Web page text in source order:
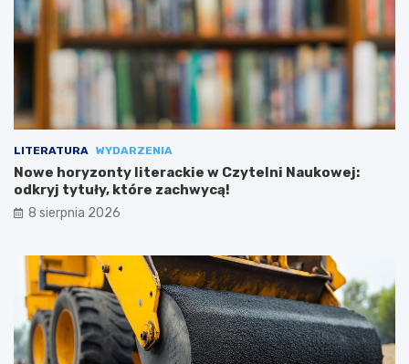
LITERATURA WYDARZENIA
Nowe horyzonty literackie w Czytelni Naukowej:
odkryj tytuły, które zachwycą!
8 sierpnia 2026